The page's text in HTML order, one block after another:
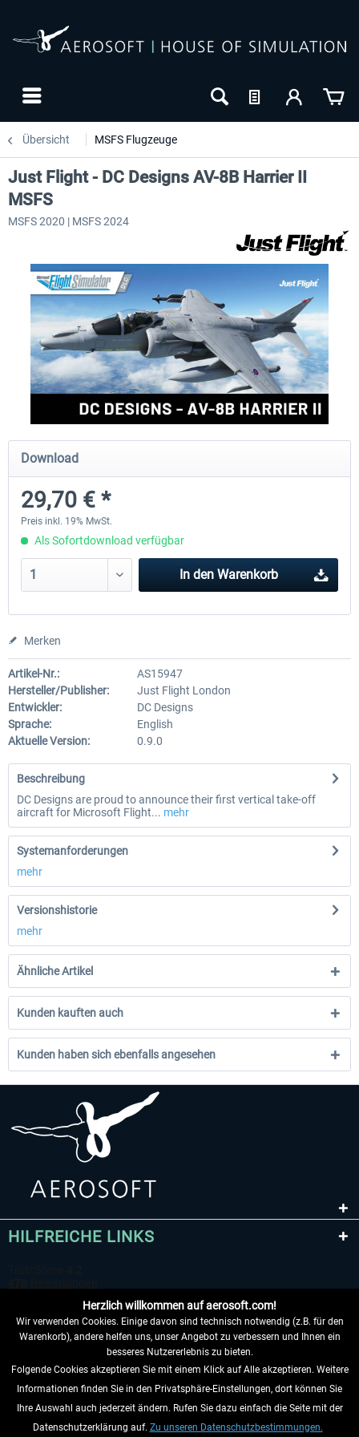
Übersicht MSFS Flugzeuge
FlightSim Studio - E-Jets 170/175 Aerosoft Aircraft A340-
Just Flight - DC Designs AV-8B Harrier II
MSFS
MSFS 2020 | MSFS 2024
Download
29,70 € *
Preis inkl. 19% MwSt.
Als Sofortdownload verfügbar
In den Warenkorb
Merken
Artikel-Nr.:
AS15947
Hersteller/Publisher:
Just Flight London
Entwickler:
DC Designs
Sprache:
English
Aktuelle Version:
0.9.0
Beschreibung
DC Designs are proud to announce their first vertical take-off
aircraft for Microsoft Flight... mehr
Systemanforderungen
mehr
Versionshistorie
mehr
Ähnliche Artikel
Kunden kauften auch
Kunden haben sich ebenfalls angesehen
HILFREICHE LINKS
VERTRAG WIDERRUFEN
INFORMATIONEN
Herzlich willkommen auf aerosoft.com!
Wir verwenden Cookies. Einige davon sind technisch notwendig (z.B. für den
Warenkorb), andere helfen uns, unser Angebot zu verbessern und Ihnen ein
besseres Nutzererlebnis zu bieten.
Folgende Cookies akzeptieren Sie mit einem Klick auf Alle akzeptieren. Weitere
Informationen finden Sie in den Privatsphäre-Einstellungen, dort können Sie
Ihre Auswahl auch jederzeit ändern. Rufen Sie dazu einfach die Seite mit der
Datenschutzerklärung auf. Zu unseren Datenschutzbestimmungen.